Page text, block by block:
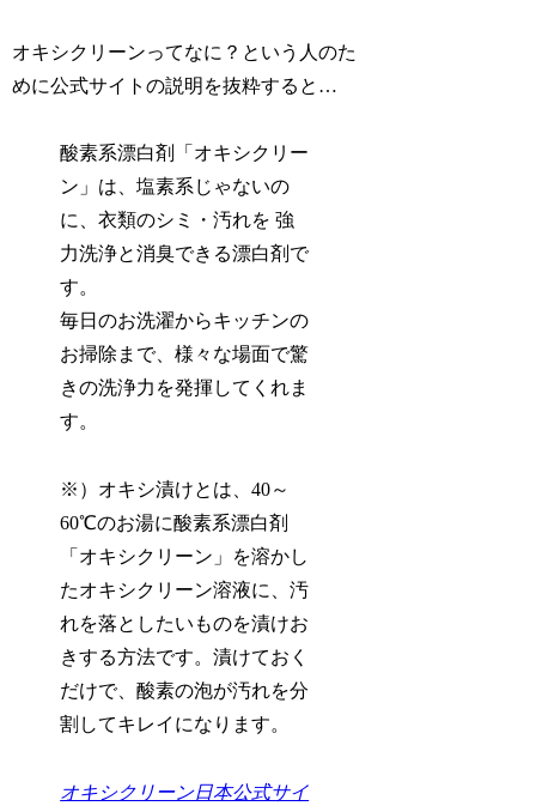
オキシクリーンってなに？という人のた
めに公式サイトの説明を抜粋すると…
酸素系漂白剤「オキシクリー
ン」は、塩素系じゃないの
に、衣類のシミ・汚れを 強
力洗浄と消臭できる漂白剤で
す。
毎日のお洗濯からキッチンの
お掃除まで、様々な場面で驚
きの洗浄力を発揮してくれま
す。
※）オキシ漬けとは、40～
60℃のお湯に酸素系漂白剤
「オキシクリーン」を溶かし
たオキシクリーン溶液に、汚
れを落としたいものを漬けお
きする方法です。漬けておく
だけで、酸素の泡が汚れを分
割してキレイになります。
オキシクリーン日本公式サイ